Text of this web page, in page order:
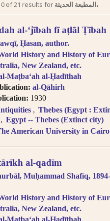
tips in Arabic
you perform on this
information about
but not the full texts of
technologies for Arabic
full-text searching.
in multi-volume works
results. In the book viewer,
to read the other volumes.
on hyper-linked metadata
category.
(for consonants)
transliteration system.
follows Modern
vowels are
= Hajjaj.
searching places by
Qahira, Qahirah, Tehran,
searching places in English,
of21 results for المطبعة الحديثة،
al-ʻjībah fī aṭlāl Ṭībah
Ḥasan, author.
History and History of
New Zealand, etc.
Maṭbaʻah al-Ḥadīthah
al-Qāhirh
1930
Thebes (Egypt :
Egypt -- Thebes (Extinct city)
American University in Cairo
al-qadīm
Muḥammad Shafīq,
History and History of
New Zealand, etc.
Maṭbaʻah al-Ḥadīthah